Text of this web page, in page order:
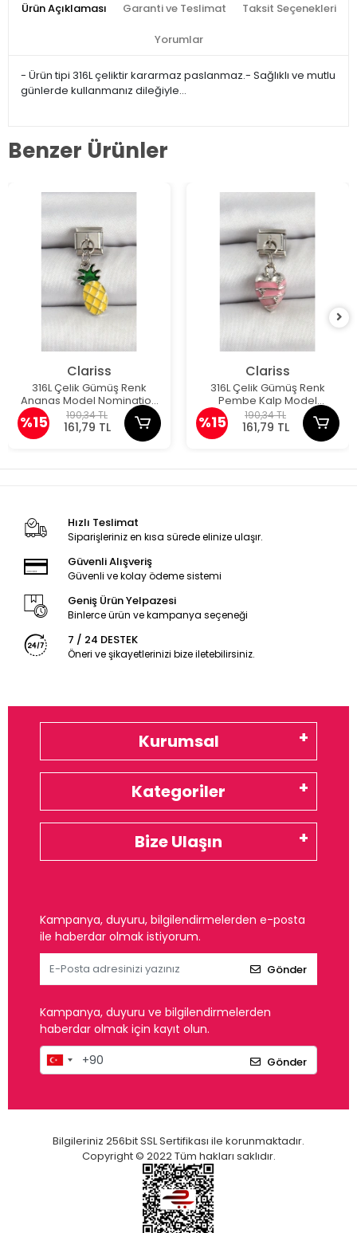
Ürün Açıklaması Garanti ve Teslimat Taksit Seçenekleri
Yorumlar
- Ürün tipi 316L çeliktir kararmaz paslanmaz.- Sağlıklı ve mutlu
günlerde kullanmanız dileğiyle…
Benzer Ürünler
Clariss
316L Çelik Gümüş Renk
Ananas Model Nomination
Charm
%15 190,34 TL
161,79 TL
Clariss
316L Çelik Gümüş Renk
Pembe Kalp Model
Nomination Charm
%15 190,34 TL
161,79 TL
Hızlı Teslimat
Siparişleriniz en kısa sürede elinize ulaşır.
Güvenli Alışveriş
Güvenli ve kolay ödeme sistemi
Geniş Ürün Yelpazesi
Binlerce ürün ve kampanya seçeneği
7 / 24 DESTEK
Öneri ve şikayetlerinizi bize iletebilirsiniz.
Kurumsal
Kategoriler
Bize Ulaşın
Kampanya, duyuru, bilgilendirmelerden e-posta
ile haberdar olmak istiyorum.
Gönder
Kampanya, duyuru ve bilgilendirmelerden
haberdar olmak için kayıt olun.
Gönder
Bilgileriniz 256bit SSL Sertifikası ile korunmaktadır.
Copyright © 2022 Tüm hakları saklıdır.